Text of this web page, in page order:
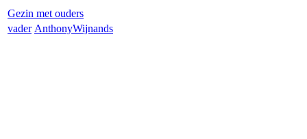
Gezin met ouders
vader AnthonyWijnands